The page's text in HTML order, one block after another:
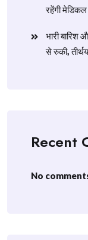
रहेंगी
​भारी
से रुकी,
Recent
No